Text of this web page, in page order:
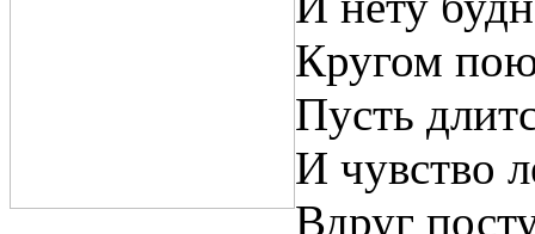
Кругом
Пусть
И чувство
Вдруг